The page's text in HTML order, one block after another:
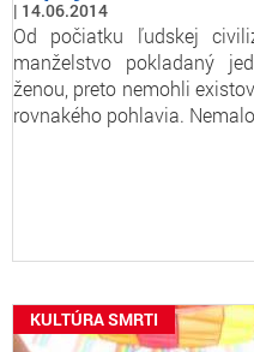
14.06.2014
Od počiatku ľudskej
manželstvo pokladaný
ženou, preto nemohli
rovnakého pohlavia.
KULTÚRA SMRTI